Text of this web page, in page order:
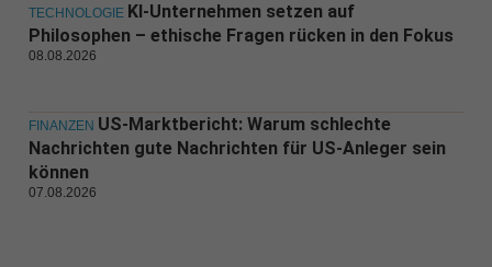
TECHNOLOGIE KI-Unternehmen setzen auf
Philosophen – ethische Fragen rücken in den Fokus
08.08.2026
FINANZEN US-Marktbericht: Warum schlechte
Nachrichten gute Nachrichten für US-Anleger sein
können
07.08.2026